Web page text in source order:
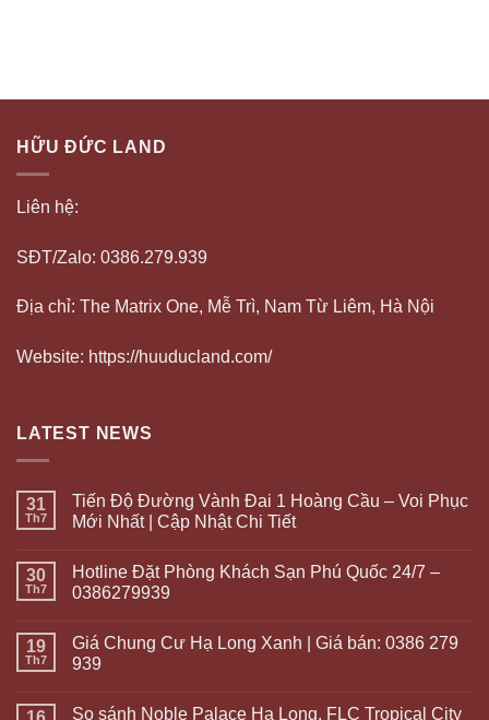
HỮU ĐỨC LAND
Liên hệ:
SĐT/Zalo: 0386.279.939
Địa chỉ: The Matrix One, Mễ Trì, Nam Từ Liêm, Hà Nội
Website: https://huuducland.com/
LATEST NEWS
31
Th7
Tiến Độ Đường Vành Đai 1 Hoàng Cầu – Voi Phục
Mới Nhất | Cập Nhật Chi Tiết
30
Th7
Hotline Đặt Phòng Khách Sạn Phú Quốc 24/7 –
0386279939
19
Th7
Giá Chung Cư Hạ Long Xanh | Giá bán: 0386 279
939
So sánh Noble Palace Hạ Long, FLC Tropical City